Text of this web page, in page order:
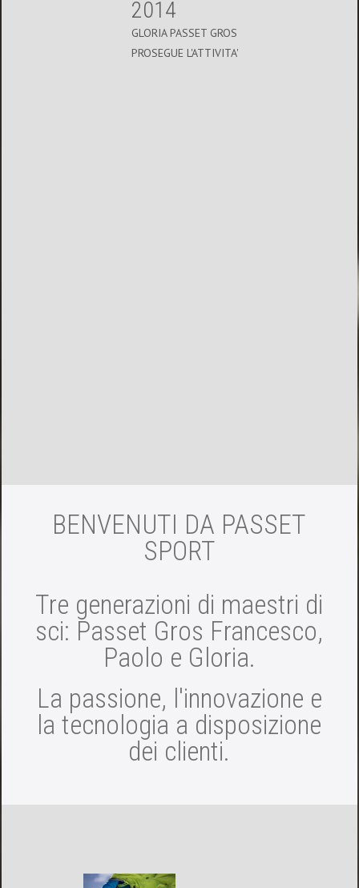
2014
GLORIA PASSET GROS
PROSEGUE L'ATTIVITA'
BENVENUTI DA PASSET
SPORT
Tre generazioni di maestri di
sci: Passet Gros Francesco,
Paolo e Gloria.
La passione, l'innovazione e
la tecnologia a disposizione
dei clienti.